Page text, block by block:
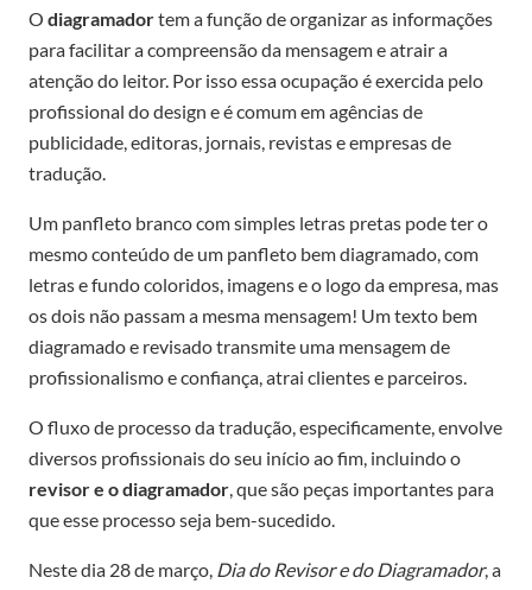
O diagramadortem a função de organizar as informações
para facilitar a compreensão da mensagem e atrair a
atenção do leitor. Por isso essa ocupação é exercida pelo
profissional do design e é comum em agências de
publicidade, editoras, jornais, revistas e empresas de
tradução.
Um panfleto branco com simples letras pretas pode ter o
mesmo conteúdo de um panfleto bem diagramado, com
letras e fundo coloridos, imagens e o logo da empresa, mas
os dois não passam a mesma mensagem! Um texto bem
diagramado e revisado transmite uma mensagem de
profissionalismo e confiança, atrai clientes e parceiros.
O fluxo de processo da tradução, especificamente, envolve
diversos profissionais do seu início ao fim, incluindo o
revisor e o diagramador , que são peças importantes para
que esse processo seja bem-sucedido.
Neste dia 28 de março, Dia do Revisor e do Diagramador, a